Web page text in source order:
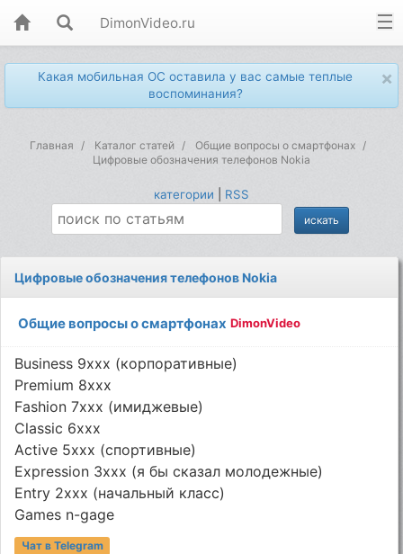
DimonVideo.ru
×
Какая мобильная ОС оставила у вас самые теплые
воспоминания?
Главная Каталог статей
Общие вопросы о смартфонах
Цифровые обозначения телефонов Nokia
категории RSS
Цифровые обозначения телефонов Nokia
Общие вопросы о смартфонах DimonVideo
Business 9xxx (корпоративные)
Premium 8xxx
Fashion 7xxx (имиджевые)
Classic 6xxx
Active 5xxx (спортивные)
Expression 3xxx (я бы сказал молодежные)
Entry 2xxx (начальный класс)
Games n-gage
Чат в Telegram